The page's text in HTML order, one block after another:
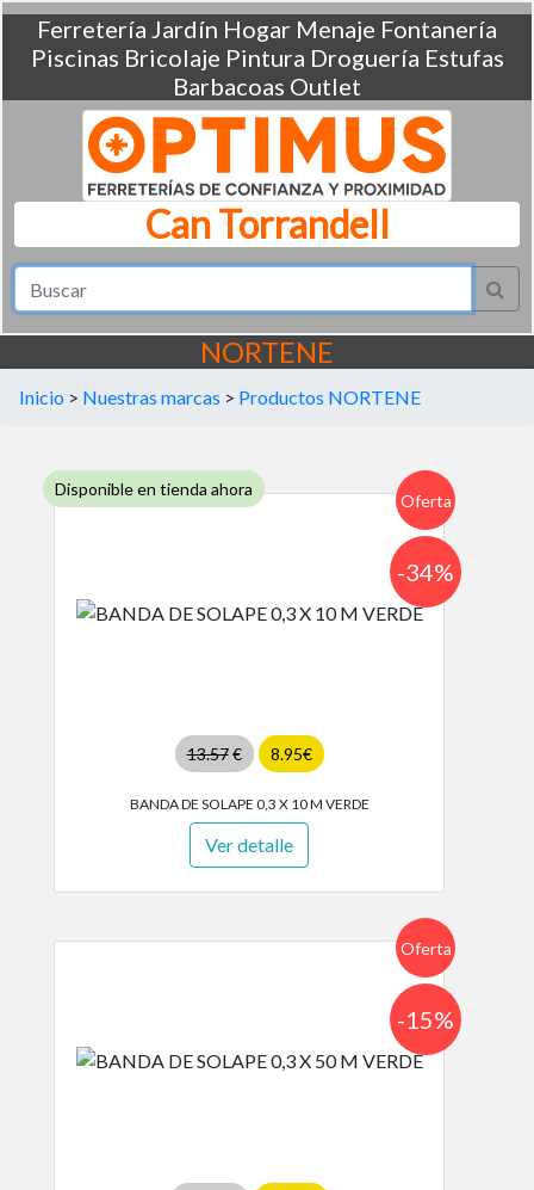
Ferretería Jardín Hogar Menaje Fontanería
Piscinas Bricolaje Pintura Droguería Estufas
Barbacoas Outlet
Can Torrandell
NORTENE
Inicio > Nuestras marcas > Productos NORTENE
Disponible en tienda ahora
Oferta
13.57€ 8.95€
-34%
BANDA DE SOLAPE 0,3 X 10 M VERDE
Ver detalle
Oferta
-15%